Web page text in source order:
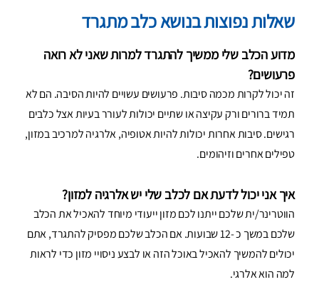
שאלות נפוצות בנושא כלב מתגרד
מדוע הכלב שלי ממשיך להתגרד למרות שאני לא רואה
פרעושים?
זה יכול לקרות מכמה סיבות. פרעושים עשויים להיות הסיבה. הם לא
תמיד ברורים ורק עקיצה או שתיים יכולות לעורר בעיות אצל כלבים
רגישים. סיבות אחרות יכולות להיות אטופיה, אלרגיה למרכיב במזון,
טפילים אחרים וזיהומים.
איך אני יכול לדעת אם לכלב שלי יש אלרגיה למזון?
הווטרינר/ית שלכם ייתנו לכם מזון ייעודי מיוחד להאכיל את הכלב
שלכם במשך כ -12 שבועות. אם הכלב שלכם מפסיק להתגרד, אתם
יכולים להמשיך להאכיל באוכל הזה או לבצע ניסויי מזון כדי לראות
למה הוא אלרגי.